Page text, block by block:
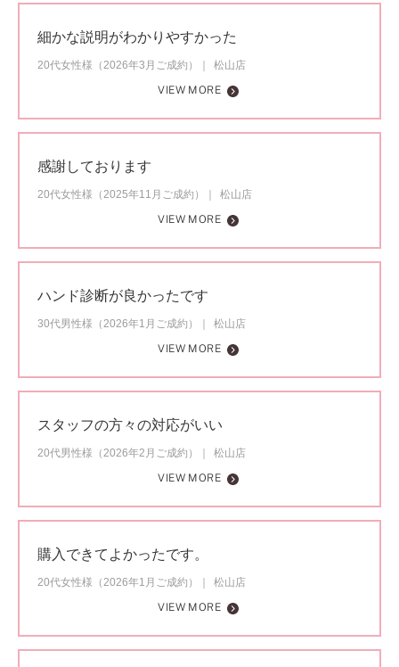
細かな説明がわかりやすかった
20代女性様（2026年3月ご成約）
松山店
VIEW MORE
感謝しております
20代女性様（2025年11月ご成約）
松山店
VIEW MORE
ハンド診断が良かったです
30代男性様（2026年1月ご成約）
松山店
VIEW MORE
スタッフの方々の対応がいい
20代男性様（2026年2月ご成約）
松山店
VIEW MORE
購入できてよかったです。
20代女性様（2026年1月ご成約）
松山店
VIEW MORE